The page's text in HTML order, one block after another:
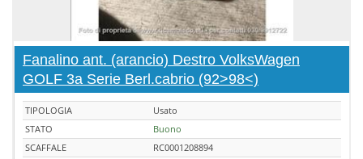
Fanalino ant. (arancio) Destro VolksWagen
GOLF 3a Serie Berl.cabrio (92>98<)
TIPOLOGIA
Usato
STATO
Buono
SCAFFALE
RC0001208894